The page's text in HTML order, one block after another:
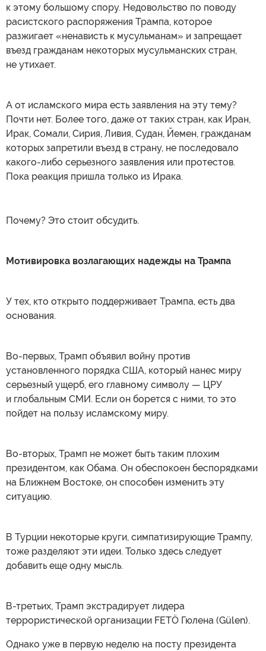
к этому большому спору. Недовольство по поводу
расистского распоряжения Трампа, которое
разжигает «ненависть к мусульманам» и запрещает
въезд гражданам некоторых мусульманских стран,
не утихает.
А от исламского мира есть заявления на эту тему?
Почти нет. Более того, даже от таких стран, как Иран,
Ирак, Сомали, Сирия, Ливия, Судан, Йемен, гражданам
которых запретили въезд в страну, не последовало
какого-либо серьезного заявления или протестов.
Пока реакция пришла только из Ирака.
Почему? Это стоит обсудить.
Мотивировка возлагающих надежды на Трампа
У тех, кто открыто поддерживает Трампа, есть два
основания.
Во-первых, Трамп объявил войну против
установленного порядка США, который нанес миру
серьезный ущерб, его главному символу — ЦРУ
и глобальным СМИ. Если он борется с ними, то это
пойдет на пользу исламскому миру.
Во-вторых, Трамп не может быть таким плохим
президентом, как Обама. Он обеспокоен беспорядками
на Ближнем Востоке, он способен изменить эту
ситуацию.
В Турции некоторые круги, симпатизирующие Трампу,
тоже разделяют эти идеи. Только здесь следует
добавить еще одну мысль.
В-третьих, Трамп экстрадирует лидера
террористической организации FETÖ Гюлена (Gülen).
Однако уже в первую неделю на посту президента